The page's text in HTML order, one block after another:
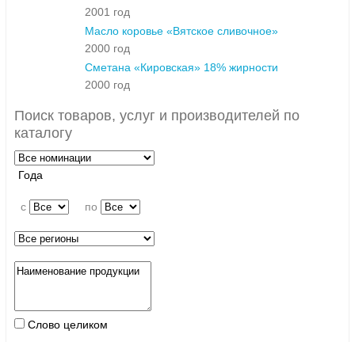
2001 год
Масло коровье «Вятское сливочное»
2000 год
Сметана «Кировская» 18% жирности
2000 год
Поиск товаров, услуг и производителей по
каталогу
Года
c по
Слово целиком